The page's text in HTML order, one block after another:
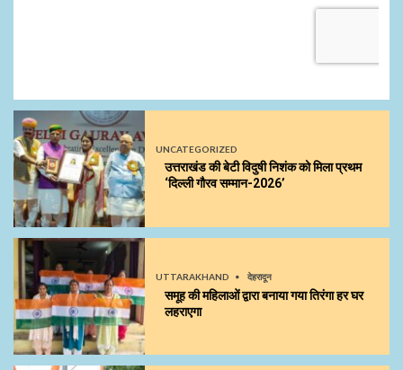
UNCATEGORIZED
उत्तराखंड की बेटी विदुषी निशंक को मिला प्रथम
‘दिल्ली गौरव सम्मान-2026’
UTTARAKHAND देहरादून
समूह की महिलाओं द्वारा बनाया गया तिरंगा हर घर
लहराएगा